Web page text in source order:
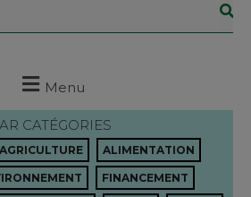
Menu
CATÉGORIES
AGRICULTURE ALIMENTATION
FINANCEMENT